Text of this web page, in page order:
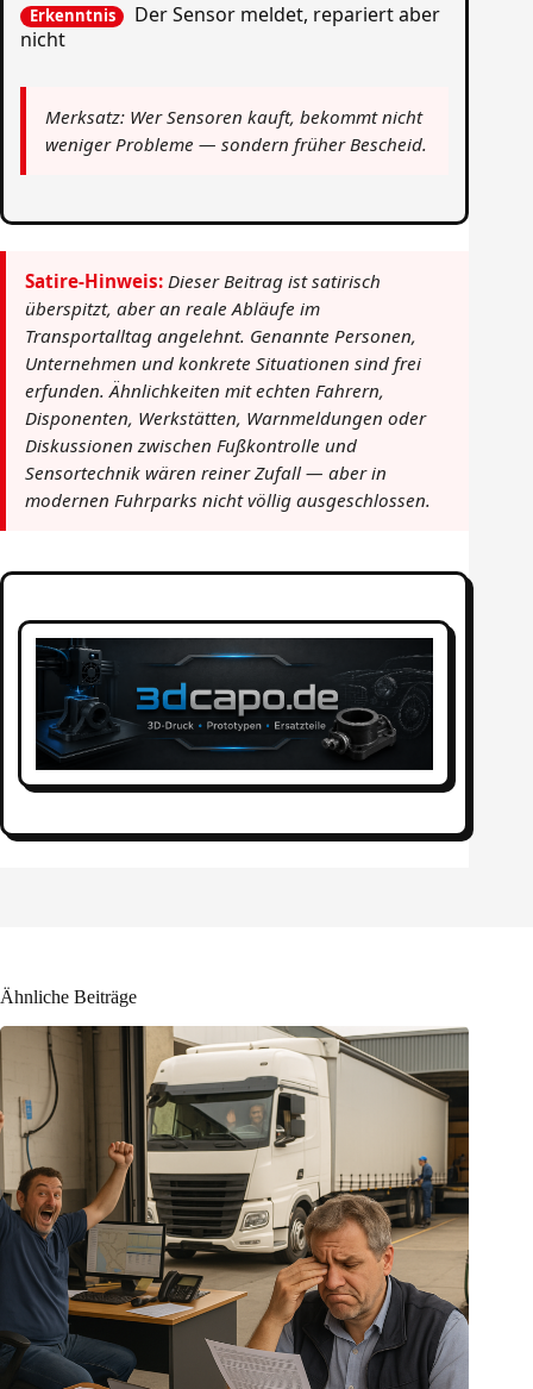
Erkenntnis
Der Sensor meldet, repariert aber
nicht
Merksatz: Wer Sensoren kauft, bekommt nicht
weniger Probleme — sondern früher Bescheid.
Satire-Hinweis: Dieser Beitrag ist satirisch
überspitzt, aber an reale Abläufe im
Transportalltag angelehnt. Genannte Personen,
Unternehmen und konkrete Situationen sind frei
erfunden. Ähnlichkeiten mit echten Fahrern,
Disponenten, Werkstätten, Warnmeldungen oder
Diskussionen zwischen Fußkontrolle und
Sensortechnik wären reiner Zufall — aber in
modernen Fuhrparks nicht völlig ausgeschlossen.
Ähnliche Beiträge